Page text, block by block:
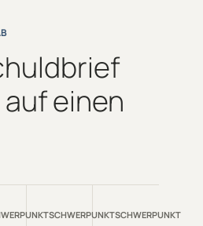
einen
SCHWERPUNKTSCHWERPUNKT